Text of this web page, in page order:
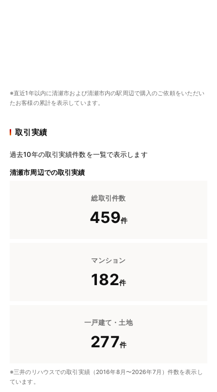
※直近1年以内に清瀬市および清瀬市内の駅周辺で購入のご依頼をいただい
たお客様の累計を表示しています。
取引実績
過去10年の取引実績件数を一覧で表示します
清瀬市周辺での取引実績
総取引件数
459件
マンション
182件
一戸建て・土地
277件
※三井のリハウスでの取引実績（2016年8月〜2026年7月）件数を表示し
ています。